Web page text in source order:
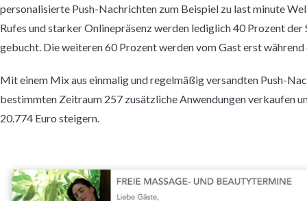
personalisierte Push-Nachrichten zum Beispiel zu last minute
Rufes und starker Onlinepräsenz werden lediglich 40 Prozent
gebucht. Die weiteren 60 Prozent werden vom Gast erst
Mit einem Mix aus einmalig und regelmäßig versandten Push-
bestimmten Zeitraum 257 zusätzliche Anwendungen verkaufen
20.774 Euro steigern.